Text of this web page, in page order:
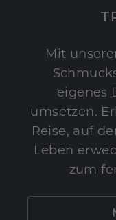
Mit
eigenes
umsetzen.
Reise, auf
Leben
zum